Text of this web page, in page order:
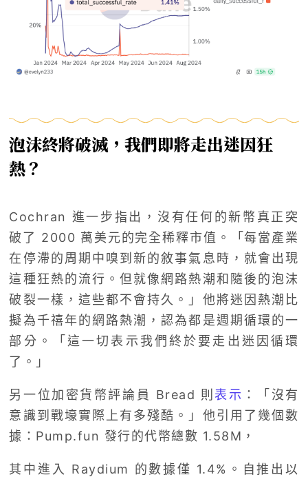
泡沫終將破滅，我們即將走出迷因狂
熱？
Cochran 進一步指出，沒有任何的新幣真正突
破了 2000 萬美元的完全稀釋市值。「每當產業
在停滯的周期中嗅到新的敘事氣息時，就會出現
這種狂熱的流行。但就像網路熱潮和隨後的泡沫
破裂一樣，這些都不會持久。」他將迷因熱潮比
擬為千禧年的網路熱潮，認為都是週期循環的一
部分。「這一切表示我們終於要走出迷因循環
了。」
另一位加密貨幣評論員 Bread 則 表示 ：「沒有
意識到戰壕實際上有多殘酷。」他引用了幾個數
據：Pump.fun 發行的代幣總數 1.58M，
其中進入 Raydium 的數據僅 1.4%。自推出以